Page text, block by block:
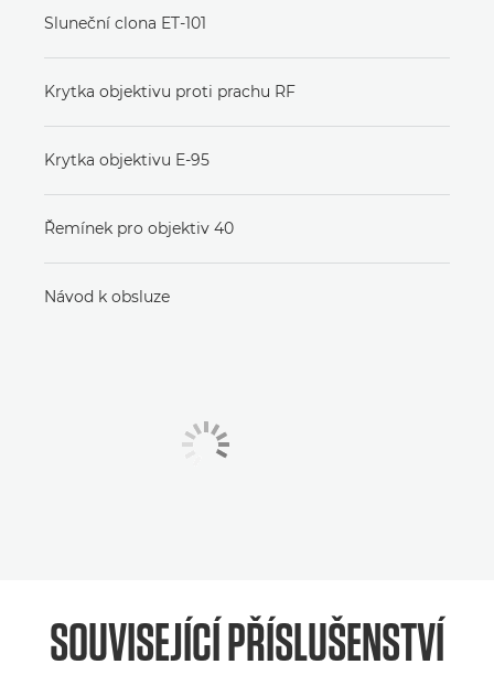
Sluneční clona ET-101
Krytka objektivu proti prachu RF
Krytka objektivu E-95
Řemínek pro objektiv 40
Návod k obsluze
SOUVISEJÍCÍPŘÍSLUŠENSTVÍ